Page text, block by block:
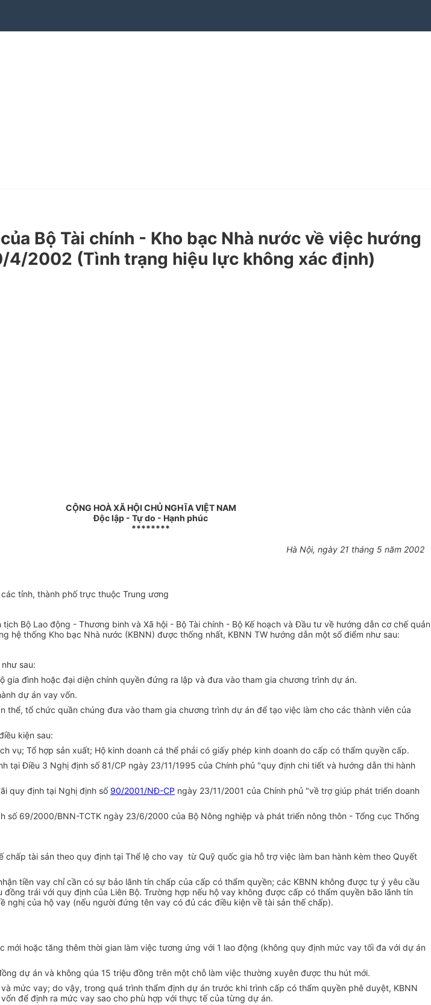
Bộ Tài chính - Kho bạc Nhà nước về việc hướng
4/2002 (Tình trạng hiệu lực không xác định)
CỘNG HOÀ XÃ HỘI CHỦ NGHĨA VIỆT NAM
Độc lập - Tự do - Hạnh phúc
********
Hà Nội, ngày 21 tháng 5 năm 2002
tỉnh, thành phố trực thuộc Trung ương
Bộ Lao động - Thương binh và Xã hội - Bộ Tài chính - Bộ Kế hoạch và Đầu tư về hướng dẫn cơ chế quản
thống Kho bạc Nhà nước (KBNN) được thống nhất, KBNN TW hướng dẫn một số điểm như sau:
sau:
đình hoặc đại diện chính quyền đứng ra lập và đưa vào tham gia chương trình dự án.
dự án vay vốn.
tổ chức quần chúng đưa vào tham gia chương trình dự án để tạo việc làm cho các thành viên của
kiện sau:
Tổ hợp sản xuất; Hộ kinh doanh cá thể phải có giấy phép kinh doanh do cấp có thẩm quyền cấp.
Điều 3 Nghị định số 81/CP ngày 23/11/1995 của Chính phủ "quy định chi tiết và hướng dẫn thi hành
quy định tại Nghị định số 90/2001/NĐ-CP ngày 23/11/2001 của Chính phủ "về trợ giúp phát triển doanh
69/2000/BNN-TCTK ngày 23/6/2000 của Bộ Nông nghiệp và phát triển nông thôn - Tổng cục Thống
tài sản theo quy định tại Thể lệ cho vay từ Quỹ quốc gia hỗ trợ việc làm ban hành kèm theo Quyết
tiền vay chỉ cần có sự bảo lãnh tín chấp của cấp có thẩm quyền; các KBNN không được tự ý yêu cầu
trái với quy định của Liên Bộ. Trường hợp nếu hộ vay không được cấp có thẩm quyền bão lãnh tín
của hộ vay (nếu người đứng tên vay có đủ các điều kiện về tài sản thế chấp).
hoặc tăng thêm thời gian làm việc tương ứng với 1 lao động (không quy định mức vay tối đa với dự án
dự án và không qúa 15 triệu đồng trên một chỗ làm việc thường xuyên được thu hút mới.
mức vay; do vậy, trong quá trình thẩm định dự án trước khi trình cấp có thẩm quyền phê duyệt, KBNN
để định ra mức vay sao cho phù hợp với thực tế của từng dự án.